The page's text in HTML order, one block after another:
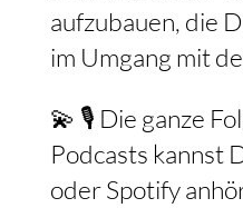
aufzubauen, die
im Umgang mit
💫 🎙️ Die ganze
Podcasts kannst
oder Spotify